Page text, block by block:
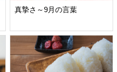
真摯さ～9月の言葉